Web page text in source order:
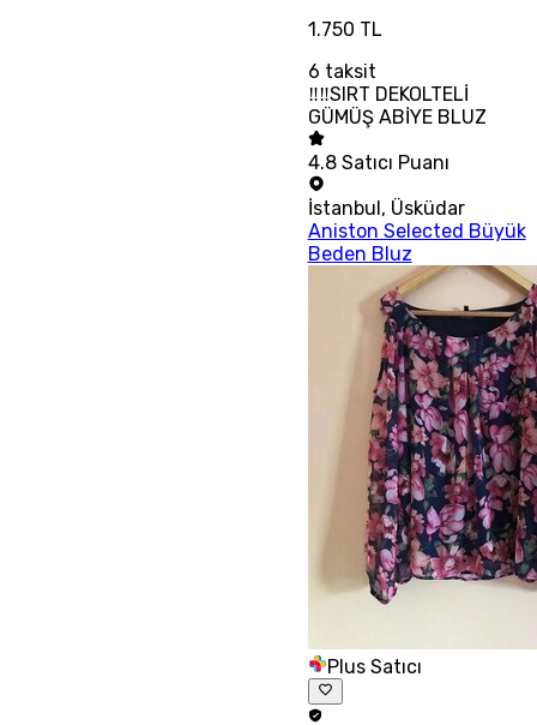
1.750 TL
6 taksit
‼‼SIRT DEKOLTELİ
GÜMÜŞ ABİYE BLUZ
4.8 Satıcı Puanı
İstanbul, Üsküdar
Aniston Selected Büyük
Beden Bluz
Plus Satıcı